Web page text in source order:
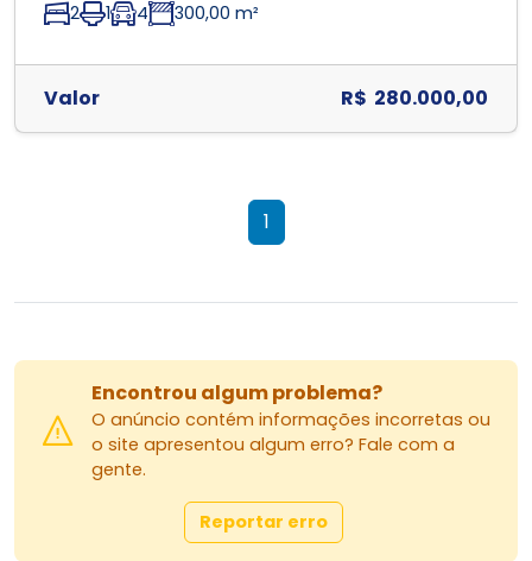
2 1 4 300,00 m²
Valor R$ 280.000,00
1
Encontrou algum problema?
O anúncio contém informações incorretas ou
o site apresentou algum erro? Fale com a
gente.
Reportar erro